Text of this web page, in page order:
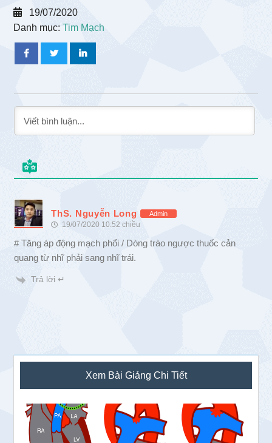
19/07/2020
Danh mục:Tim Mạch
ThS. Nguyễn Long Admin
19/07/2020 10:52 chiều
# Tăng áp động mạch phổi / Dòng trào ngược thuốc cản
quang từ nhĩ phải sang nhĩ trái.
Trả lời ↵
Sidebar
chính
Xem Bài Giảng Chi Tiết